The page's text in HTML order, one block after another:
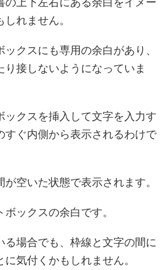
れません。
ックスにも専用の余白があり、
り接しないようになっていま
ックスを挿入して文字を入力す
すぐ内側から表示されるわけで
が空いた状態で表示されます。
ックスの余白です。
る場合でも、枠線と文字の間に
気付くかもしれません。